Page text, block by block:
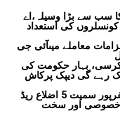
سب سے بڑا وسیلہ،اے
کونسلروں کی استعداد
معاملے میںآئی جی
بہار حکومت کی
پر لیا گیا فیصلہ،اب 16 مارچ 2027 تک رہے گی دیپک پرکاش
بہار کے 5 اضلاع میں ڈینگو کا پھیلاؤ، پٹنہ، مظفرپور سمیت 5 اضلاع ریڈ
اور سخت